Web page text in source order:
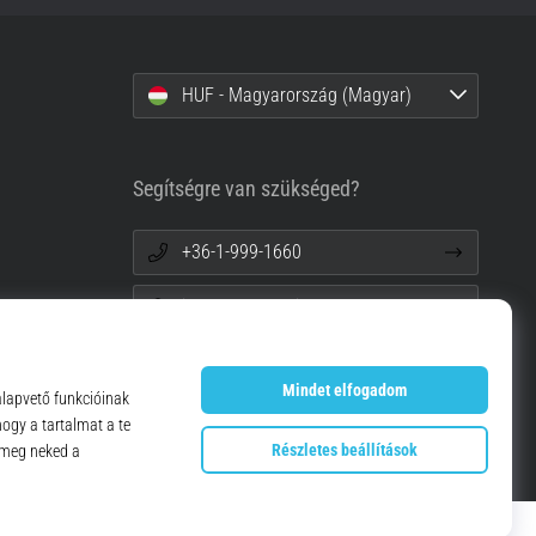
HUF - Magyarország (Magyar)
Segítségre van szükséged?
+36-1-999-1660
info@top4running.hu